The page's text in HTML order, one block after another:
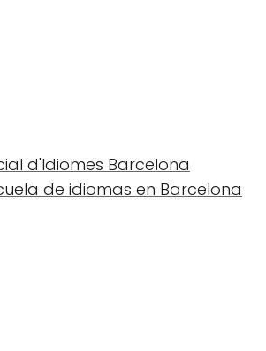
d'Idiomes Barcelona
de idiomas en Barcelona